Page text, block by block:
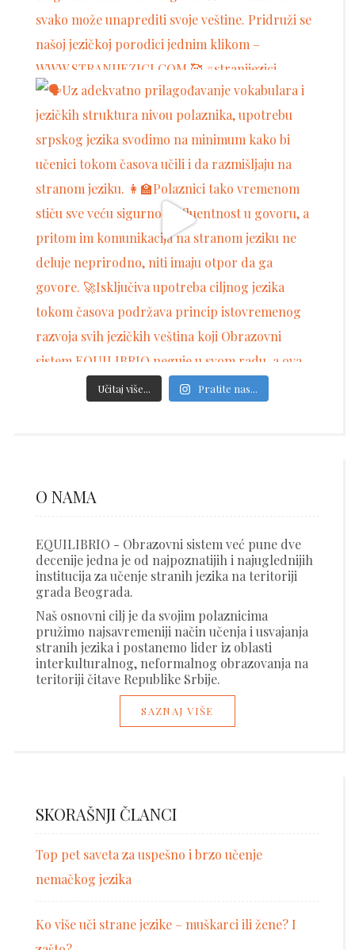
Učitaj više... Pratite nas...
O NAMA
EQUILIBRIO - Obrazovni sistem već pune dve
decenije jedna je od najpoznatijih i najuglednijih
institucija za učenje stranih jezika na teritoriji
grada Beograda.
Naš osnovni cilj je da svojim polaznicima
pružimo najsavremeniji način učenja i usvajanja
stranih jezika i postanemo lider iz oblasti
interkulturalnog, neformalnog obrazovanja na
teritoriji čitave Republike Srbije.
SAZNAJ VIŠE
SKORAŠNJI ČLANCI
Top pet saveta za uspešno i brzo učenje
nemačkog jezika
Ko više uči strane jezike – muškarci ili žene? I